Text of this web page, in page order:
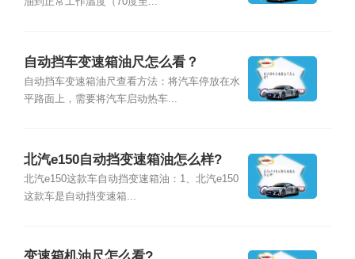
自动挡车变速箱油尺怎么看？
自动挡车变速箱油尺查看方法：将汽车停放在水
平路面上，需要将汽车启动热车...
北汽e150自动挡变速箱油怎么样?
北汽e150这款车自动挡变速箱油：1、北汽e150
这款车是自动挡变速箱...